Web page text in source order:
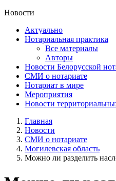
Новости
Актуально
Нотариальная практика
Все материалы
Авторы
Новости Белорусской
СМИ о нотариате
Нотариат в мире
Мероприятия
Новости
Главная
Новости
СМИ о нотариате
Могилевская область
Можно ли разделить